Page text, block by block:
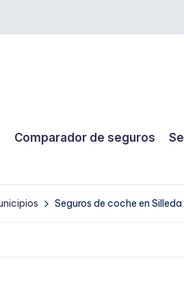
Comparador de seguros
Seguros de coche en Silleda